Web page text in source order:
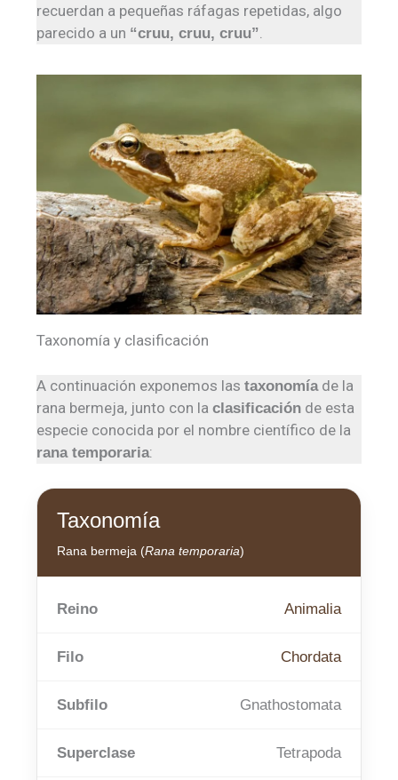
recuerdan a pequeñas ráfagas repetidas, algo
parecido a un “cruu, cruu, cruu”
Taxonomía y clasificación
A continuación exponemos lastaxonomíade la
rana bermeja, junto con laclasificación de esta
especie conocida por el nombre científico de la
rana temporaria:
Taxonomía
Rana bermeja (Rana temporaria)
Reino Animalia
Filo Chordata
Subfilo Gnathostomata
Superclase Tetrapoda